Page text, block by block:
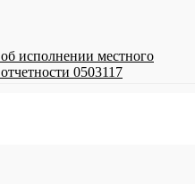
исполнении местного
0503117